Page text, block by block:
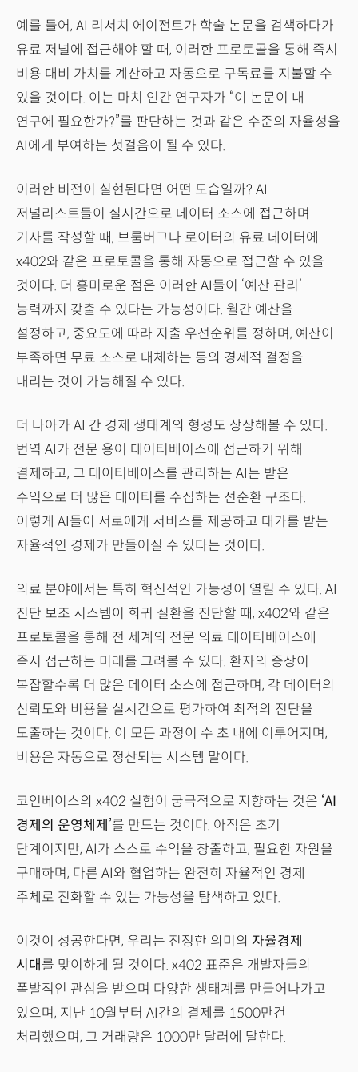
예를 들어, AI 리서치 에이전트가 학술 논문을 검색하다가
유료 저널에 접근해야 할 때, 이러한 프로토콜을 통해 즉시
비용 대비 가치를 계산하고 자동으로 구독료를 지불할 수
있을 것이다. 이는 마치 인간 연구자가 “이 논문이 내
연구에 필요한가?”를 판단하는 것과 같은 수준의 자율성을
AI에게 부여하는 첫걸음이 될 수 있다.
이러한 비전이 실현된다면 어떤 모습일까? AI
저널리스트들이 실시간으로 데이터 소스에 접근하며
기사를 작성할 때, 브룸버그나 로이터의 유료 데이터에
x402와 같은 프로토콜을 통해 자동으로 접근할 수 있을
것이다. 더 흥미로운 점은 이러한 AI들이 ‘예산 관리’
능력까지 갖출 수 있다는 가능성이다. 월간 예산을
설정하고, 중요도에 따라 지출 우선순위를 정하며, 예산이
부족하면 무료 소스로 대체하는 등의 경제적 결정을
내리는 것이 가능해질 수 있다.
더 나아가 AI 간 경제 생태계의 형성도 상상해볼 수 있다.
번역 AI가 전문 용어 데이터베이스에 접근하기 위해
결제하고, 그 데이터베이스를 관리하는 AI는 받은
수익으로 더 많은 데이터를 수집하는 선순환 구조다.
이렇게 AI들이 서로에게 서비스를 제공하고 대가를 받는
자율적인 경제가 만들어질 수 있다는 것이다.
의료 분야에서는 특히 혁신적인 가능성이 열릴 수 있다. AI
진단 보조 시스템이 희귀 질환을 진단할 때, x402와 같은
프로토콜을 통해 전 세계의 전문 의료 데이터베이스에
즉시 접근하는 미래를 그려볼 수 있다. 환자의 증상이
복잡할수록 더 많은 데이터 소스에 접근하며, 각 데이터의
신뢰도와 비용을 실시간으로 평가하여 최적의 진단을
도출하는 것이다. 이 모든 과정이 수 초 내에 이루어지며,
비용은 자동으로 정산되는 시스템 말이다.
코인베이스의 x402 실험이 궁극적으로 지향하는 것은 ‘AI
경제의 운영체제’를 만드는 것이다. 아직은 초기
단계이지만, AI가 스스로 수익을 창출하고, 필요한 자원을
구매하며, 다른 AI와 협업하는 완전히 자율적인 경제
주체로 진화할 수 있는 가능성을 탐색하고 있다.
이것이 성공한다면, 우리는 진정한 의미의 자율경제
시대를 맞이하게 될 것이다. x402 표준은 개발자들의
폭발적인 관심을 받으며 다양한 생태계를 만들어나가고
있으며, 지난 10월부터 AI간의 결제를 1500만건
처리했으며, 그 거래량은 1000만 달러에 달한다.